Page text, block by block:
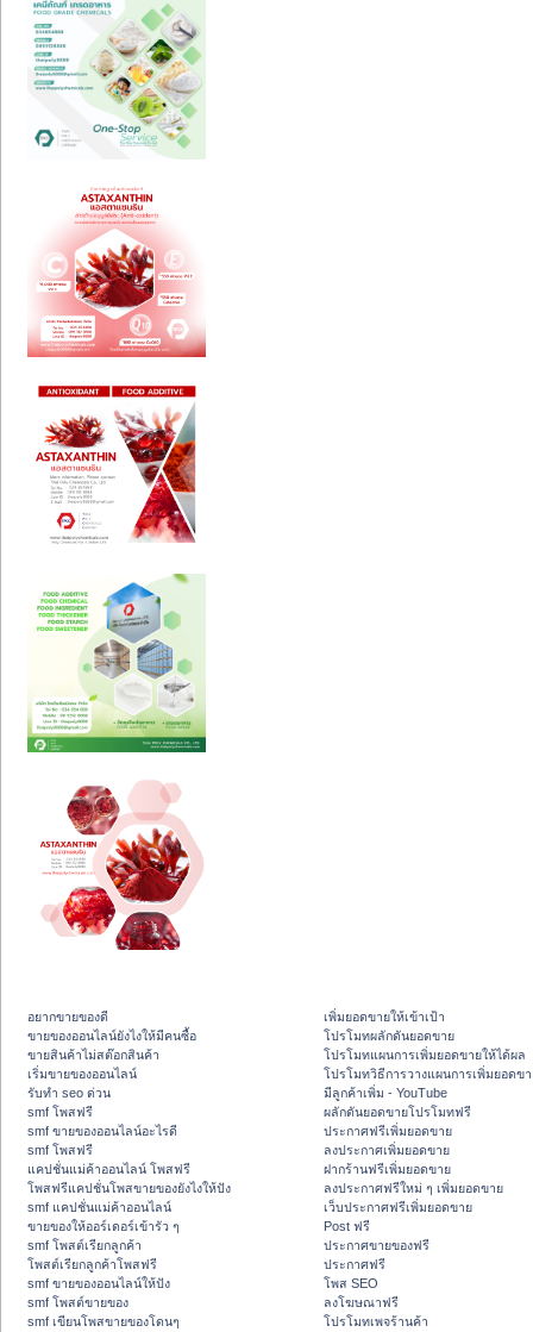
อยากขายของดี
ขายของออนไลน์ยังไงให้มีคนซื้อ
ขายสินค้าไม่สต๊อกสินค้า
เริ่มขายของออนไลน์
รับทำ seo ด่วน
smf โพสฟรี
smf ขายของออนไลน์อะไรดี
smf โพสฟรี
แคปชั่นแม่ค้าออนไลน์ โพสฟรี
โพสฟรีแคปชั่นโพสขายของยังไงให้ปัง
smf แคปชั่นแม่ค้าออนไลน์
ขายของให้ออร์เดอร์เข้ารัว ๆ
smf โพสต์เรียกลูกค้า
โพสต์เรียกลูกค้าโพสฟรี
smf ขายของออนไลน์ให้ปัง
smf โพสต์ขายของ
smf เขียนโพสขายของโดนๆ
เพิ่มยอดขายให้เข้าเป้า
โปรโมทผลักดันยอดขาย
โปรโมทแผนการเพิ่มยอดขายให้ได้ผล
โปรโมทวิธีการวางแผนการเพิ่มยอดข
มีลูกค้าเพิ่ม - YouTube
ผลักดันยอดขายโปรโมทฟรี
ประกาศฟรีเพิ่มยอดขาย
ลงประกาศเพิ่มยอดขาย
ฝากร้านฟรีเพิ่มยอดขาย
ลงประกาศฟรีใหม่ ๆ เพิ่มยอดขาย
เว็บประกาศฟรีเพิ่มยอดขาย
Post ฟรี
ประกาศขายของฟรี
ประกาศฟรี
โพส SEO
ลงโฆษณาฟรี
โปรโมทเพจร้านค้า